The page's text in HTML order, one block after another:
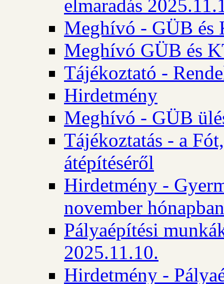
elmaradás
Meghívó - GÜB és
Meghívó GÜB és
Tájékoztató -
Hirdetmény
Meghívó - GÜB
Tájékoztatás - a
átépítéséről
Hirdetmény -
november hónapban
Pályaépítési
2025.11.10.
Hirdetmény -